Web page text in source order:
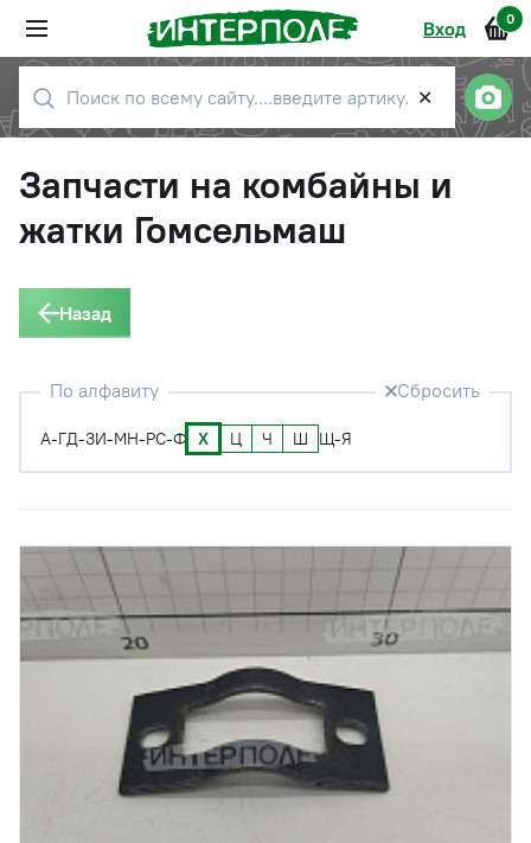
Вход 0
✕
Запчасти на комбайны и
жатки Гомсельмаш
Назад
По алфавиту Сбросить
А-ГД-ЗИ-МН-РС-Ф Х Ц Ч Ш Щ-Я